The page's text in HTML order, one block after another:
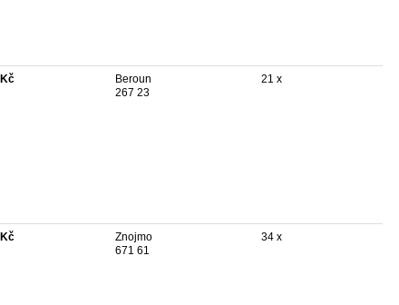
Beroun
267 23
21 x
Znojmo
671 61
34 x